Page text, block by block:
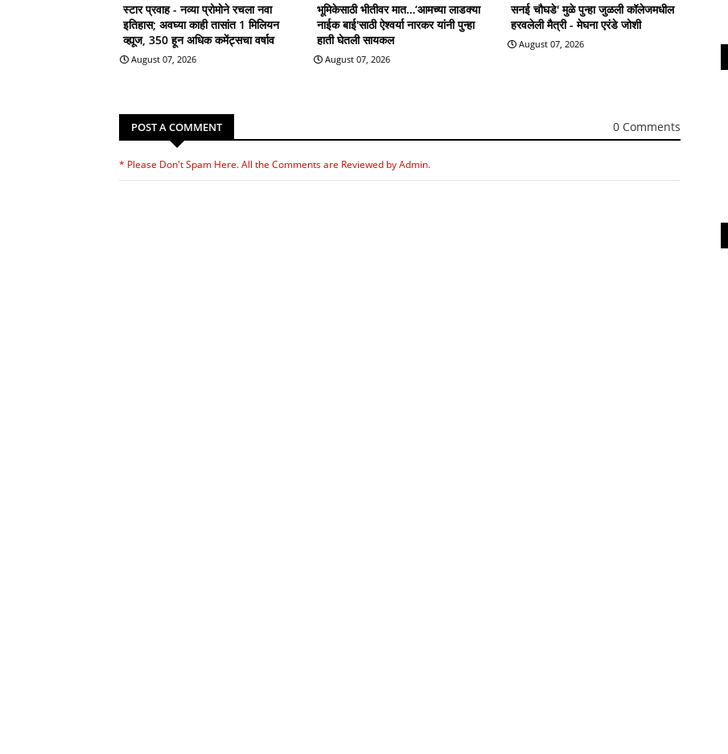
स्टार प्रवाह - नव्या प्रोमोने रचला नवा
इतिहास; अवघ्या काही तासांत 1 मिलियन
व्ह्यूज, 350 हून अधिक कमेंट्सचा वर्षाव
August 07, 2026
भूमिकेसाठी भीतीवर मात…‘आमच्या लाडक्या
नाईक बाई'साठी ऐश्वर्या नारकर यांनी पुन्हा
हाती घेतली सायकल
August 07, 2026
सनई चौघडे' मुळे पुन्हा जुळली कॉलेजमधील
हरवलेली मैत्री - मेघना एरंडे जोशी
August 07, 2026
POST A COMMENT 0 Comments
* Please Don't Spam Here. All the Comments are Reviewed by Admin.